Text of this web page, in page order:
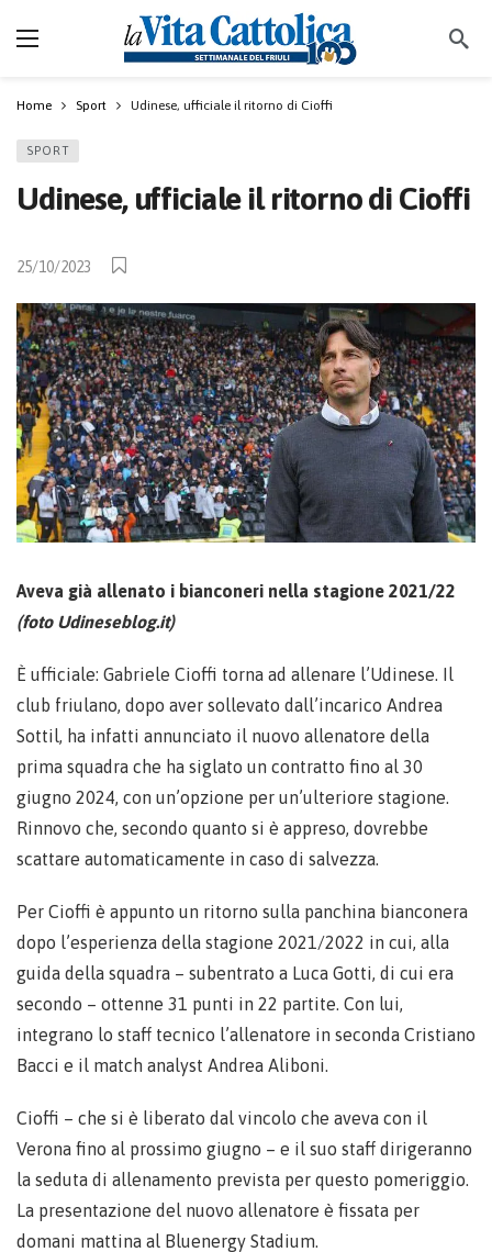
Home Sport Udinese, ufficiale il ritorno di Cioffi
SPORT
Udinese, ufficiale il ritorno di Cioffi
25/10/2023
Aveva già allenato i bianconeri nella stagione 2021/22
(foto Udineseblog.it)
È ufficiale: Gabriele Cioffi torna ad allenare l’Udinese. Il
club friulano, dopo aver sollevato dall’incarico Andrea
Sottil, ha infatti annunciato il nuovo allenatore della
prima squadra che ha siglato un contratto fino al 30
giugno 2024, con un’opzione per un’ulteriore stagione.
Rinnovo che, secondo quanto si è appreso, dovrebbe
scattare automaticamente in caso di salvezza.
Per Cioffi è appunto un ritorno sulla panchina bianconera
dopo l’esperienza della stagione 2021/2022 in cui, alla
guida della squadra – subentrato a Luca Gotti, di cui era
secondo – ottenne 31 punti in 22 partite. Con lui,
integrano lo staff tecnico l’allenatore in seconda Cristiano
Bacci e il match analyst Andrea Aliboni.
Cioffi – che si è liberato dal vincolo che aveva con il
Verona fino al prossimo giugno – e il suo staff dirigeranno
la seduta di allenamento prevista per questo pomeriggio.
La presentazione del nuovo allenatore è fissata per
domani mattina al Bluenergy Stadium.